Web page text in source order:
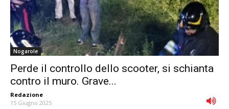
Nogarole
Perde il controllo dello scooter, si schianta
contro il muro. Grave...
Redazione -
15 Giugno 2025